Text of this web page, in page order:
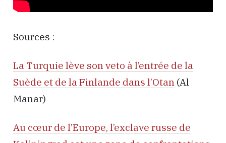
Sources :
La Turquie lève son veto à l’entrée de la
Suède et de la Finlande dans l’Otan (Al
Manar)
Au cœur de l’Europe, l’exclave russe de